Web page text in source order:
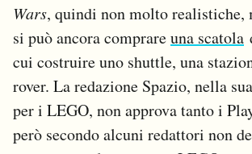
Wars, quindi non molto realistiche,
si può ancora comprareuna scatola
cui costruire uno shuttle, una
rover. La redazione Spazio, nella
per i LEGO, non approva tanto i
però secondo alcuni redattori non